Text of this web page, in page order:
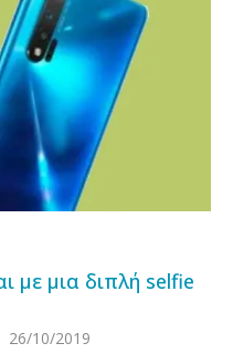
με μια διπλή selfie
26/10/2019